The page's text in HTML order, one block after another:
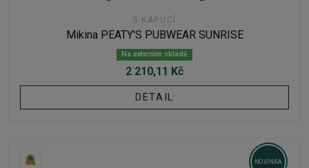
S KAPUCÍ
Mikina PEATY'S PUBWEAR SUNRISE
Na externím skladě
2 210,11 Kč
DETAIL
NOVINKA